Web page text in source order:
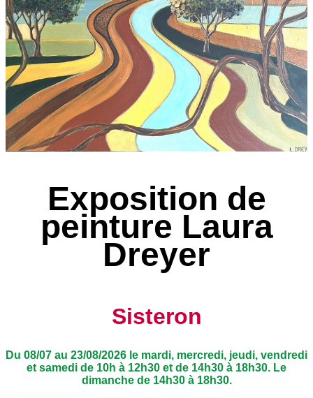
Exposition de
peinture Laura
Dreyer
Sisteron
Du 08/07 au 23/08/2026 le mardi, mercredi, jeudi, vendredi
et samedi de 10h à 12h30 et de 14h30 à 18h30. Le
dimanche de 14h30 à 18h30.